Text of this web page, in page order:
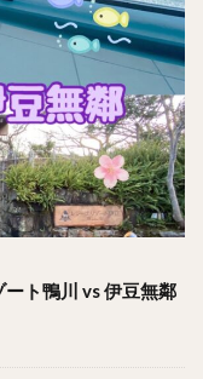
ト鴨川 vs 伊豆無鄰